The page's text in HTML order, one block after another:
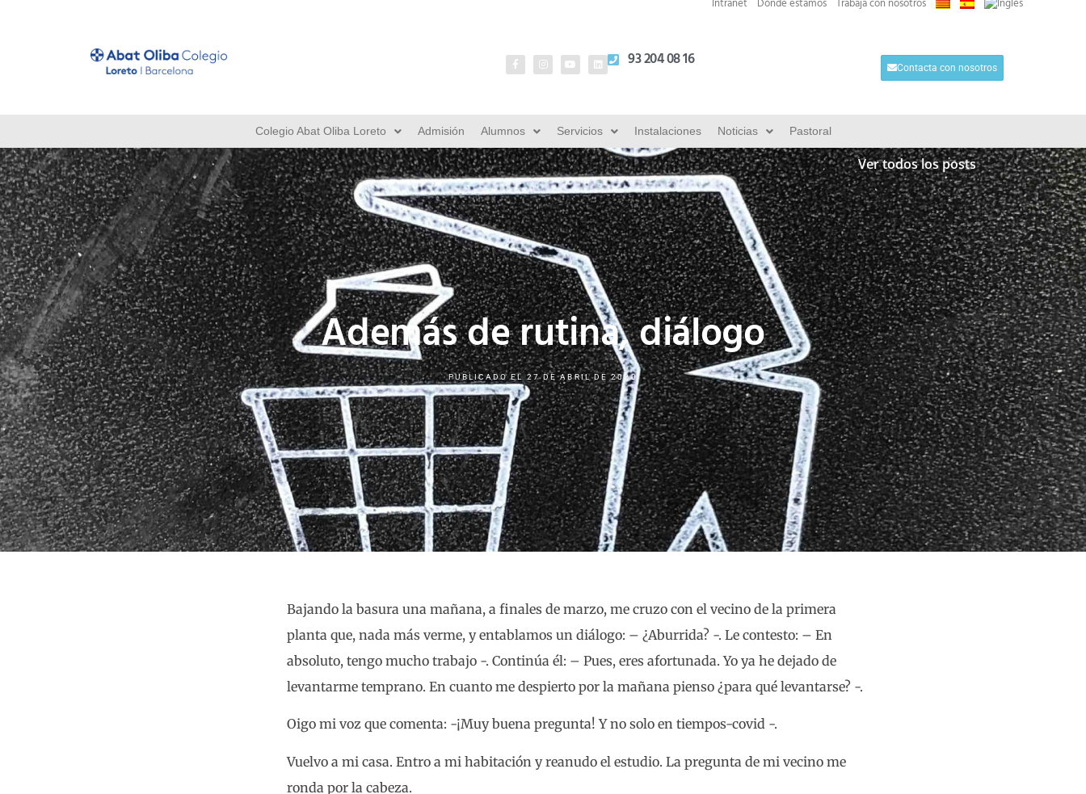
Intranet Dónde estamos Trabaja con nosotros
93 204 08 16 Contacta con nosotros
Colegio Abat Oliba Loreto Admisión Alumnos Servicios Instalaciones Noticias Pastoral
Ver todos los posts
Además de rutina, diálogo
PUBLICADO EL27 DE ABRIL DE 2020
Bajando la basura una mañana, a finales de marzo, me cruzo con el vecino de la primera
planta que, nada más verme, y entablamos un diálogo: – ¿Aburrida? -. Le contesto: – En
absoluto, tengo mucho trabajo -. Continúa él: – Pues, eres afortunada. Yo ya he dejado de
levantarme temprano. En cuanto me despierto por la mañana pienso ¿para qué levantarse? -.
Oigo mi voz que comenta: -¡Muy buena pregunta! Y no solo en tiempos-covid -.
Vuelvo a mi casa. Entro a mi habitación y reanudo el estudio. La pregunta de mi vecino me
ronda por la cabeza.